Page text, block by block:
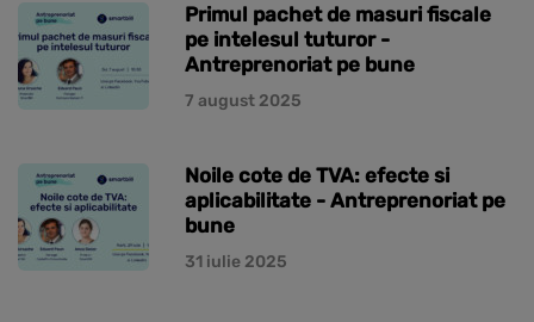
Primul pachet de masuri fiscale
pe intelesul tuturor -
Antreprenoriat pe bune
7 august 2025
Noile cote de TVA: efecte si
aplicabilitate - Antreprenoriat pe
bune
31 iulie 2025